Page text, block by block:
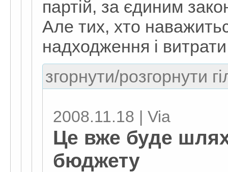
партій, за єдиним
Але тих, хто
надходження і
згорнути/розгорнути
2008.11.18 | Via
Це вже буде
бюджету